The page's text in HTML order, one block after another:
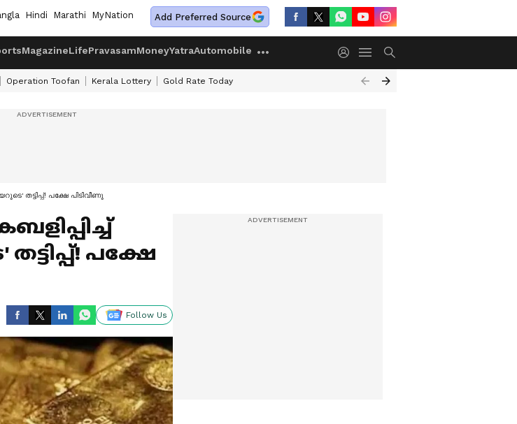
Hindi Marathi MyNation Add Preferred Source
MagazineLifePravasamMoneyYatraAutomobile
Operation Toofan Kerala Lottery Gold Rate Today
തട്ടിപ്പ്! പക്ഷേ പിടിവീണു
പക്ഷേ
Follow Us